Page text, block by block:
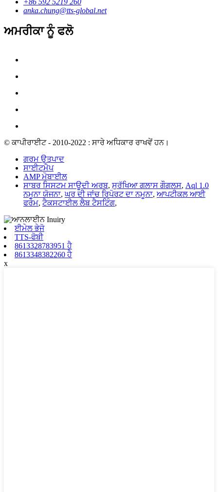
anka.chung@tts-global.net
ਅਮਰੀਕਾ ਨੂੰ ਫਲੋ
© ਕਾਪੀਰਾਈਟ - 2010-2022 : ਸਾਰੇ ਅਧਿਕਾਰ ਰਾਖਵੇਂ ਹਨ।
ਗਰਮ ਉਤਪਾਦ
ਸਾਈਟਮੈਪ
AMP ਮੋਬਾਈਲ
ਸਾਬਰ ਸਿਸਟਮ ਸਾਊਦੀ ਅਰਬ, ਸੁਰੱਖਿਆ ਗਲਾਸ ਗੌਗਲਸ, Aql 1.0
ਨਮੂਨਾ ਯੋਜਨਾ, ਘਰ ਦੀ ਜਾਂਚ ਰਿਪੋਰਟ ਦਾ ਨਮੂਨਾ, ਆਪਟੀਕਲ ਆਈ
ਫਰੇਮ, ਟੈਕਸਟਾਈਲ ਲੈਬ ਟੈਸਟਿੰਗ,
ਈਮੇਲ ਭੇਜੋ
TTS-ਫੋਬੀ
8613328783951 ਹੈ
8613348382260 ਹੈ
x